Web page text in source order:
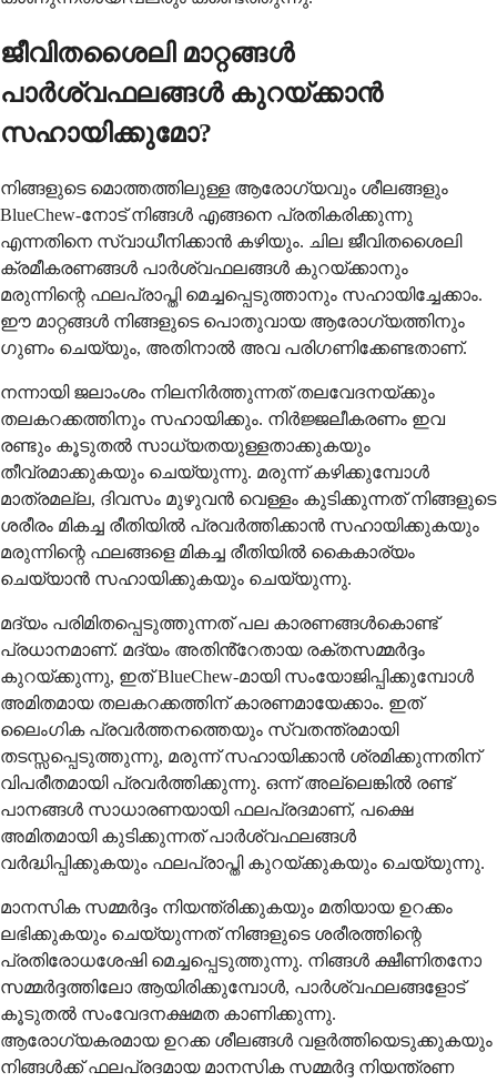
ജീവിതശൈലി മാറ്റങ്ങൾ
പാർശ്വഫലങ്ങൾ കുറയ്ക്കാൻ
സഹായിക്കുമോ?
നിങ്ങളുടെ മൊത്തത്തിലുള്ള ആരോഗ്യവും ശീലങ്ങളും
BlueChew-നോട് നിങ്ങൾ എങ്ങനെ പ്രതികരിക്കുന്നു
എന്നതിനെ സ്വാധീനിക്കാൻ കഴിയും. ചില ജീവിതശൈലി
ക്രമീകരണങ്ങൾ പാർശ്വഫലങ്ങൾ കുറയ്ക്കാനും
മരുന്നിന്റെ ഫലപ്രാപ്തി മെച്ചപ്പെടുത്താനും സഹായിച്ചേക്കാം.
ഈ മാറ്റങ്ങൾ നിങ്ങളുടെ പൊതുവായ ആരോഗ്യത്തിനും
ഗുണം ചെയ്യും, അതിനാൽ അവ പരിഗണിക്കേണ്ടതാണ്.
നന്നായി ജലാംശം നിലനിർത്തുന്നത് തലവേദനയ്ക്കും
തലകറക്കത്തിനും സഹായിക്കും. നിർജ്ജലീകരണം ഇവ
രണ്ടും കൂടുതൽ സാധ്യതയുള്ളതാക്കുകയും
തീവ്രമാക്കുകയും ചെയ്യുന്നു. മരുന്ന് കഴിക്കുമ്പോൾ
മാത്രമല്ല, ദിവസം മുഴുവൻ വെള്ളം കുടിക്കുന്നത് നിങ്ങളുടെ
ശരീരം മികച്ച രീതിയിൽ പ്രവർത്തിക്കാൻ സഹായിക്കുകയും
മരുന്നിന്റെ ഫലങ്ങളെ മികച്ച രീതിയിൽ കൈകാര്യം
ചെയ്യാൻ സഹായിക്കുകയും ചെയ്യുന്നു.
മദ്യം പരിമിതപ്പെടുത്തുന്നത് പല കാരണങ്ങൾകൊണ്ട്
പ്രധാനമാണ്. മദ്യം അതിൻ്റേതായ രക്തസമ്മർദ്ദം
കുറയ്ക്കുന്നു, ഇത് BlueChew-മായി സംയോജിപ്പിക്കുമ്പോൾ
അമിതമായ തലകറക്കത്തിന് കാരണമായേക്കാം. ഇത്
ലൈംഗിക പ്രവർത്തനത്തെയും സ്വതന്ത്രമായി
തടസ്സപ്പെടുത്തുന്നു, മരുന്ന് സഹായിക്കാൻ ശ്രമിക്കുന്നതിന്
വിപരീതമായി പ്രവർത്തിക്കുന്നു. ഒന്ന് അല്ലെങ്കിൽ രണ്ട്
പാനങ്ങൾ സാധാരണയായി ഫലപ്രദമാണ്, പക്ഷെ
അമിതമായി കുടിക്കുന്നത് പാർശ്വഫലങ്ങൾ
വർദ്ധിപ്പിക്കുകയും ഫലപ്രാപ്തി കുറയ്ക്കുകയും ചെയ്യുന്നു.
മാനസിക സമ്മർദ്ദം നിയന്ത്രിക്കുകയും മതിയായ ഉറക്കം
ലഭിക്കുകയും ചെയ്യുന്നത് നിങ്ങളുടെ ശരീരത്തിന്റെ
പ്രതിരോധശേഷി മെച്ചപ്പെടുത്തുന്നു. നിങ്ങൾ ക്ഷീണിതനോ
സമ്മർദ്ദത്തിലോ ആയിരിക്കുമ്പോൾ, പാർശ്വഫലങ്ങളോട്
കൂടുതൽ സംവേദനക്ഷമത കാണിക്കുന്നു.
ആരോഗ്യകരമായ ഉറക്ക ശീലങ്ങൾ വളർത്തിയെടുക്കുകയും
നിങ്ങൾക്ക് ഫലപ്രദമായ മാനസിക സമ്മർദ്ദ നിയന്ത്രണ